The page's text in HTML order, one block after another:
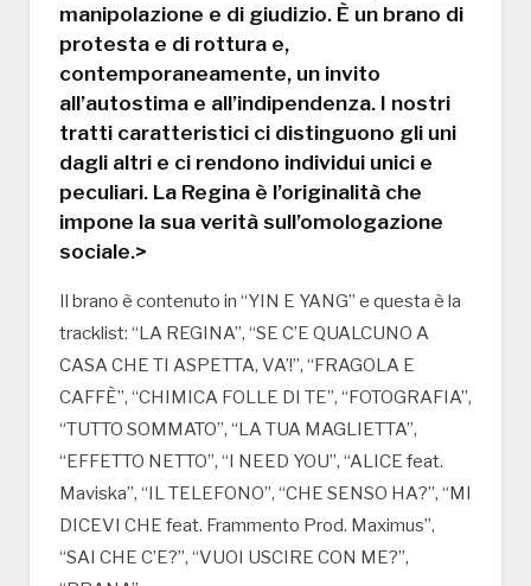
manipolazione e di giudizio. È un brano di
protesta e di rottura e,
contemporaneamente, un invito
all’autostima e all’indipendenza. I nostri
tratti caratteristici ci distinguono gli uni
dagli altri e ci rendono individui unici e
peculiari. La Regina è l’originalità che
impone la sua verità sull’omologazione
sociale.>
Il brano è contenuto in “YIN E YANG” e questa è la
tracklist: “LA REGINA”, “SE C’E QUALCUNO A
CASA CHE TI ASPETTA, VA’!”, “FRAGOLA E
CAFFÈ”, “CHIMICA FOLLE DI TE”, “FOTOGRAFIA”,
“TUTTO SOMMATO”, “LA TUA MAGLIETTA”,
“EFFETTO NETTO”, “I NEED YOU”, “ALICE feat.
Maviska”, “IL TELEFONO”, “CHE SENSO HA?”, “MI
DICEVI CHE feat. Frammento Prod. Maximus”,
“SAI CHE C’E?”, “VUOI USCIRE CON ME?”,